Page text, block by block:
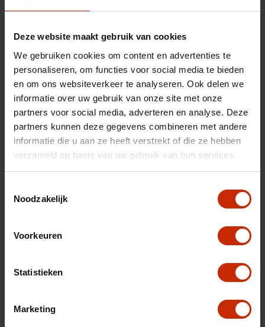
Deze website maakt gebruik van cookies
We gebruiken cookies om content en advertenties te
personaliseren, om functies voor social media te bieden
en om ons websiteverkeer te analyseren. Ook delen we
informatie over uw gebruik van onze site met onze
partners voor social media, adverteren en analyse. Deze
partners kunnen deze gegevens combineren met andere
informatie die u aan ze heeft verstrekt of die ze hebben
verzameld op basis van uw gebruik van hun services.
Noodzakelijk
Voorkeuren
Statistieken
Marketing
Uw inruilauto